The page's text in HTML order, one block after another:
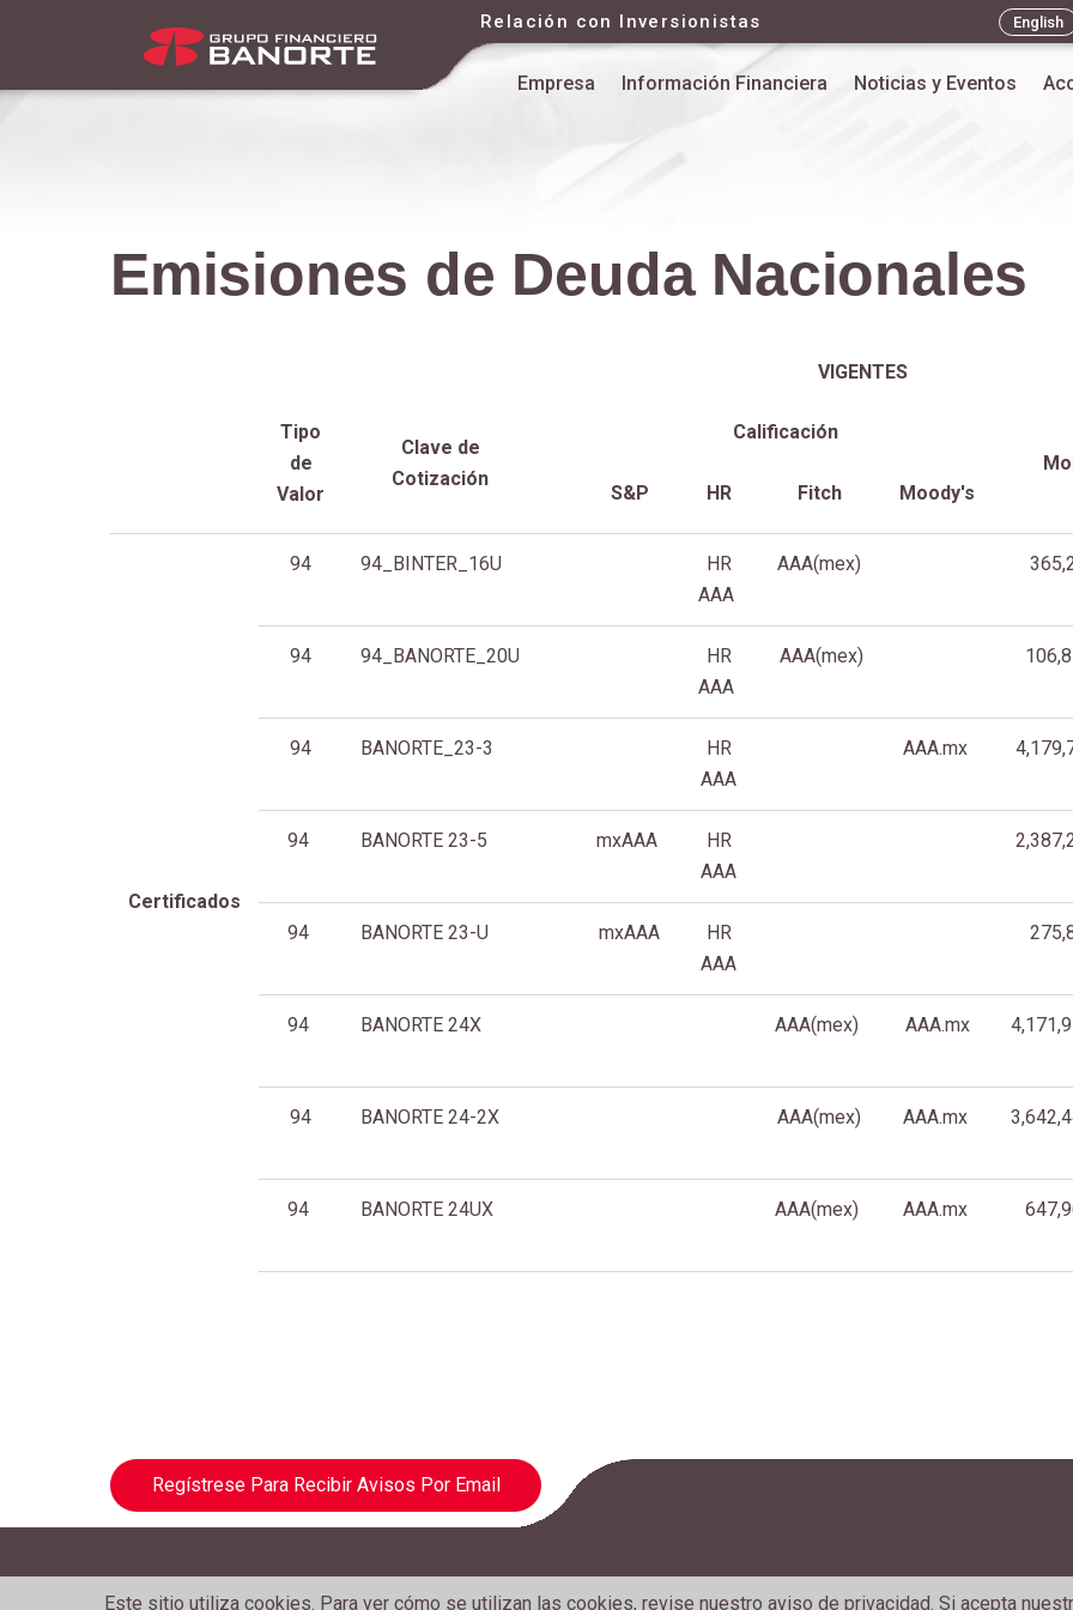
Este sitio utiliza cookies. Para ver cómo se utilizan las cookies, revise nuestro aviso de privacidad. Si acepta
Relación con Inversionistas English
Empresa Información Financiera Noticias y Eventos
Emisiones de Deuda Nacionales
VIGENTES
Tipo
de
Valor
Clave de
Cotización
Calificación
S&P HR Fitch Moody's
Certificados
94 94_BINTER_16U
HR
AAA
AAA(mex)
94 94_BANORTE_20U
HR
AAA
AAA(mex)
94 BANORTE_23-3
HR
AAA
AAA.mx
94 BANORTE 23-5 mxAAA
HR
AAA
94 BANORTE 23-U mxAAA
HR
AAA
94 BANORTE 24X AAA(mex) AAA.mx
94 BANORTE 24-2X AAA(mex) AAA.mx
94 BANORTE 24UX AAA(mex) AAA.mx
Regístrese Para Recibir Avisos Por Email